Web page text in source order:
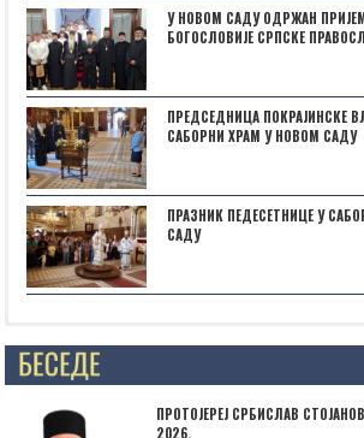
У НОВОМ САДУ ОДРЖАН
БОГОСЛОВИЈЕ СРПСКЕ
ПРЕДСЕДНИЦА ПОКРАЈИНСКЕ
САБОРНИ ХРАМ У НОВОМ САДУ
ПРАЗНИК ПЕДЕСЕТНИЦЕ У
САДУ
Posts not found
ПРОТОЈЕРЕЈ СРБИСЛАВ
2026.